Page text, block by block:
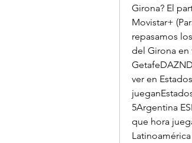
Girona? El
Movistar+
repasamos
del Girona en
ver en
5Argentina
que hora